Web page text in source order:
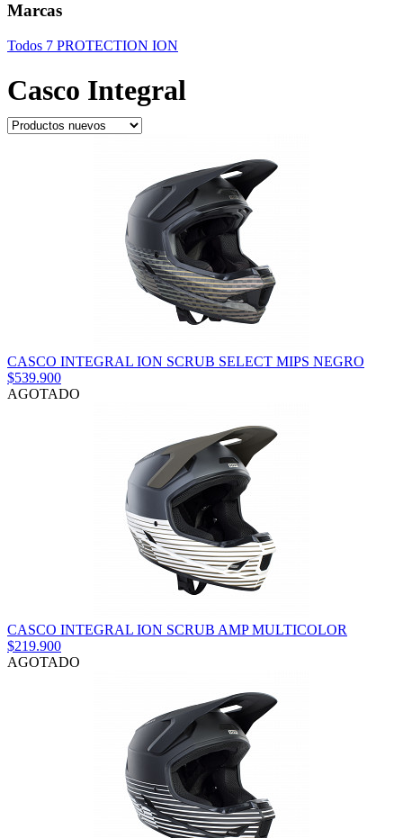
Marcas
Todos 7 PROTECTION ION
Casco Integral
CASCO INTEGRAL ION SCRUB SELECT MIPS NEGRO
$539.900
AGOTADO
CASCO INTEGRAL ION SCRUB AMP MULTICOLOR
$219.900
AGOTADO